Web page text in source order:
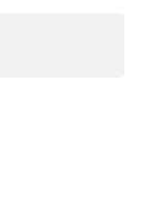
y sistemas
proceso de
en el puesto de